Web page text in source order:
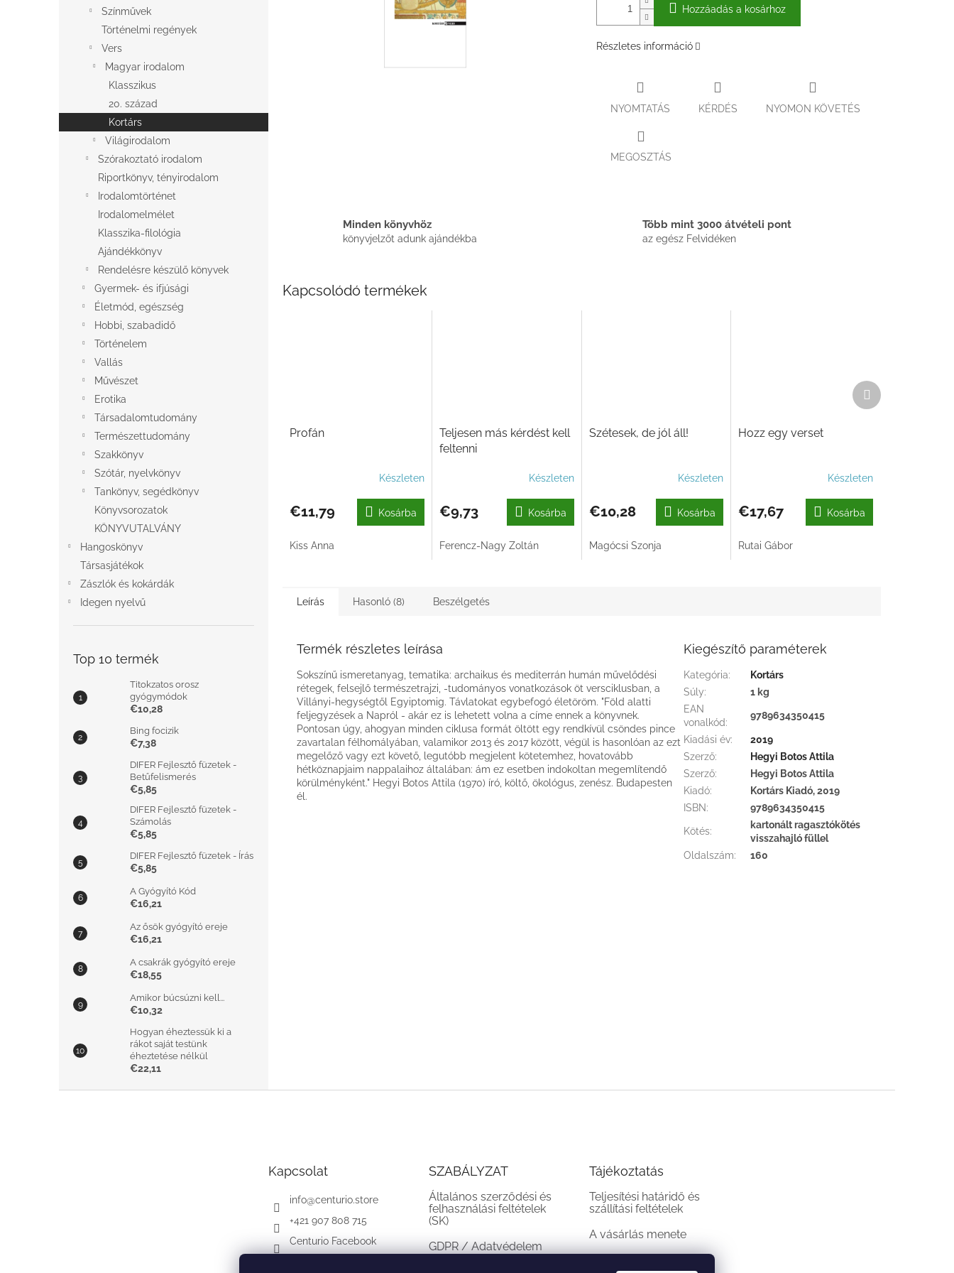
Színművek
Történelmi regények
Vers
Magyar irodalom
Klasszikus
20. század
Kortárs
Világirodalom
Szórakoztató irodalom
Riportkönyv, tényirodalom
Irodalomtörténet
Irodalomelmélet
Klasszika-filológia
Ajándékkönyv
Rendelésre készülő könyvek
Gyermek- és ifjúsági
Életmód, egészség
Hobbi, szabadidő
Történelem
Vallás
Művészet
Erotika
Társadalomtudomány
Természettudomány
Szakkönyv
Szótár, nyelvkönyv
Tankönyv, segédkönyv
Könyvsorozatok
KÖNYVUTALVÁNY
Hangoskönyv
Társasjátékok
Zászlók és kokárdák
Idegen nyelvű
Top 10 termék
Titokzatos orosz
gyógymódok
€10,28
Bing focizik
€7,38
DIFER Fejlesztő füzetek -
Betűfelismerés
€5,85
DIFER Fejlesztő füzetek -
Számolás
€5,85
DIFER Fejlesztő füzetek - Írás
€5,85
A Gyógyító Kód
€16,21
Az ősök gyógyító ereje
€16,21
A csakrák gyógyító ereje
€18,55
Amikor búcsúzni kell...
€10,32
Hogyan éheztessük ki a
rákot saját testünk
éheztetése nélkül
€22,11
Hozzáadás a kosárhoz
Részletes információ
NYOMTATÁS KÉRDÉS NYOMON KÖVETÉS
MEGOSZTÁS
Minden könyvhöz
könyvjelzőt adunk ajándékba
Több mint 3000 átvételi pont
az egész Felvidéken
Kapcsolódó termékek
Profán
Készleten
€11,79 Kosárba
Kiss Anna
Teljesen más kérdést kell
feltenni
Készleten
€9,73 Kosárba
Ferencz-Nagy Zoltán
Szétesek, de jól áll!
Készleten
€10,28 Kosárba
Magócsi Szonja
Hozz egy verset
Készleten
€17,67 Kosárba
Rutai Gábor
Következő
termék
Leírás Hasonló (8) Beszélgetés
Termék részletes leírása
Sokszínű ismeretanyag, tematika: archaikus és mediterrán humán művelődési
rétegek, felsejlő természetrajzi, -tudományos vonatkozások öt versciklusban, a
Villányi-hegységtől Egyiptomig. Távlatokat egybefogó életöröm. "Föld alatti
feljegyzések a Napról - akár ez is lehetett volna a címe ennek a könyvnek.
Pontosan úgy, ahogyan minden ciklusa formát öltött egy rendkívül csöndes pince
zavartalan félhomályában, valamikor 2013 és 2017 között, végül is hasonlóan az ezt
megelőző vagy ezt követő, legutóbb megjelent kötetemhez, hovatovább
hétköznapjaim nappalaihoz általában: ám ez esetben indokoltan megemlítendő
körülményként." Hegyi Botos Attila (1970) író, költő, ökológus, zenész. Budapesten
él.
Kiegészítő paraméterek
Kategória:
Kortárs
Súly:
1 kg
EAN
vonalkód:
9789634350415
Kiadási év:
2019
Szerző:
Hegyi Botos Attila
Szerző:
Hegyi Botos Attila
Kiadó:
Kortárs Kiadó, 2019
ISBN: 9789634350415
Kötés:
kartonált ragasztókötés
visszahajló füllel
Oldalszám: 160
Kapcsolat
info@centurio.store
+421 907 808 715
Centurio Facebook
SZABÁLYZAT
Általános szerződési és
felhasználási feltételek
(SK)
GDPR / Adatvédelem
(SK)
Tájékoztatás
Teljesítési határidő és
szállítási feltételek
A vásárlás menete